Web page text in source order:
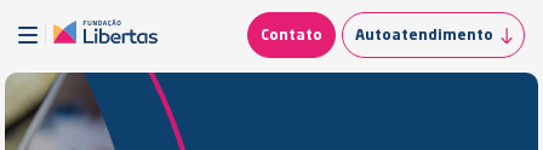
Contato Autoatendimento